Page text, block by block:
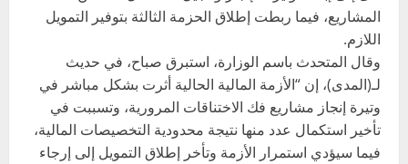
المشاريع، فيما ربطت إطلاق الحزمة الثالثة بتوفير التمويل
اللازم.
وقال المتحدث باسم الوزارة، استبرق صباح، في حديث
لـ(المدى)، إن “الأزمة المالية الحالية أثرت بشكل مباشر في
وتيرة إنجاز مشاريع فك الاختناقات المرورية، وتسببت في
تأخير استكمال عدد منها نتيجة محدودية التخصيصات المالية،
فيما سيؤدي استمرار الأزمة وتأخر إطلاق التمويل إلى إرجاء